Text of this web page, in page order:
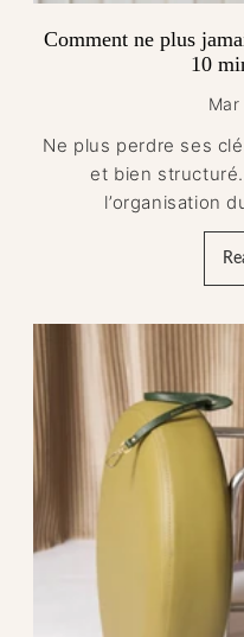
Comment ne plus
10
Mar
Ne plus perdre ses
et bien
l’organisation